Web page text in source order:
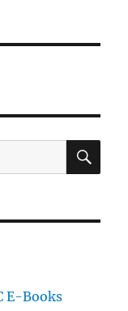
E-Books